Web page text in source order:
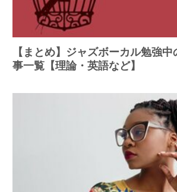
【まとめ】ジャズボーカル勉強
事一覧【理論・英語など】